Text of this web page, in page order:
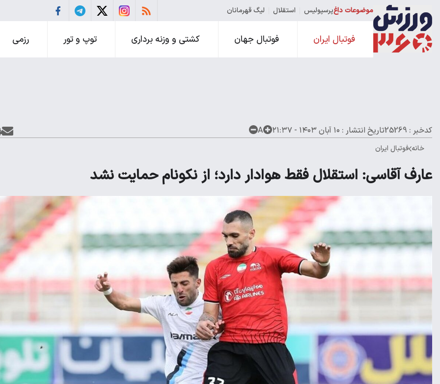
موضوعات داغپرسپولیس استقلال لیگ قهرمانان
فوتبال ایران فوتبال جهان کشتی و وزنه برداری توپ و تور رزمی
کدخبر : 25269 تاریخ انتشار : ۱۰ آبان ۱۴۰۳ - ۲۱:۳۷ A
خانه فوتبال ایران
عارف آقاسی: استقلال فقط هوادار دارد؛ از نکونام حمایت نشد